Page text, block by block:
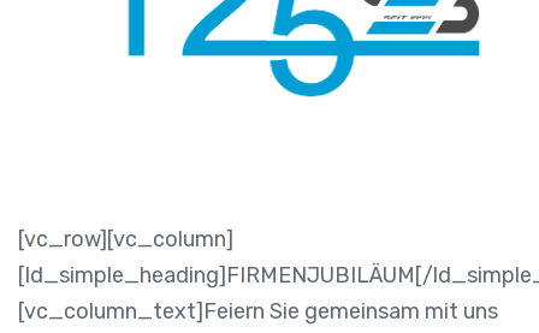
[vc_row][vc_column]
[ld_simple_heading]FIRMENJUBILÄUM[/
[vc_column_text]Feiern Sie gemeinsam mit uns